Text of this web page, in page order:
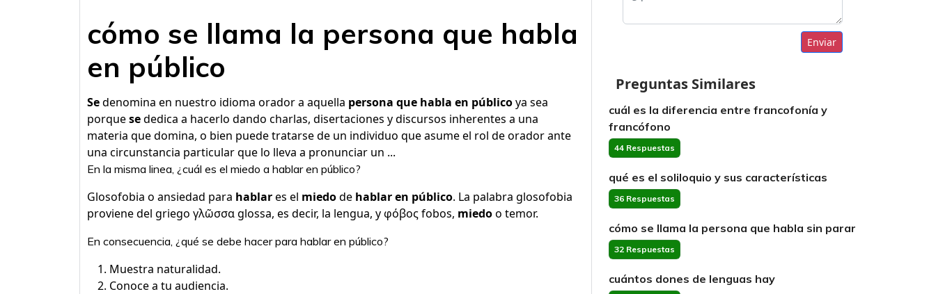
cómo se llama la persona que habla
en público
Sedenomina en nuestro idioma orador a aquella persona que habla en públicoya sea
porquesededica a hacerlo dando charlas, disertaciones y discursos inherentes a una
materia que domina, o bien puede tratarse de un individuo que asume el rol de orador ante
una circunstancia particular que lo lleva a pronunciar un ...
En la misma linea, ¿cuál es el miedo a hablar en público?
Glosofobia o ansiedad para hablares el miedode hablar en público. La palabra glosofobia
proviene del griego γλῶσσα glossa, es decir, la lengua, y φόβος fobos, miedoo temor.
En consecuencia, ¿qué se debe hacer para hablar en público?
Muestra naturalidad.
Conoce a tu audiencia.
Enviar
Preguntas Similares
cuál es la diferencia entre francofonía y
francófono
44 Respuestas
qué es el soliloquio y sus características
36 Respuestas
cómo se llama la persona que habla sin parar
32 Respuestas
cuántos dones de lenguas hay